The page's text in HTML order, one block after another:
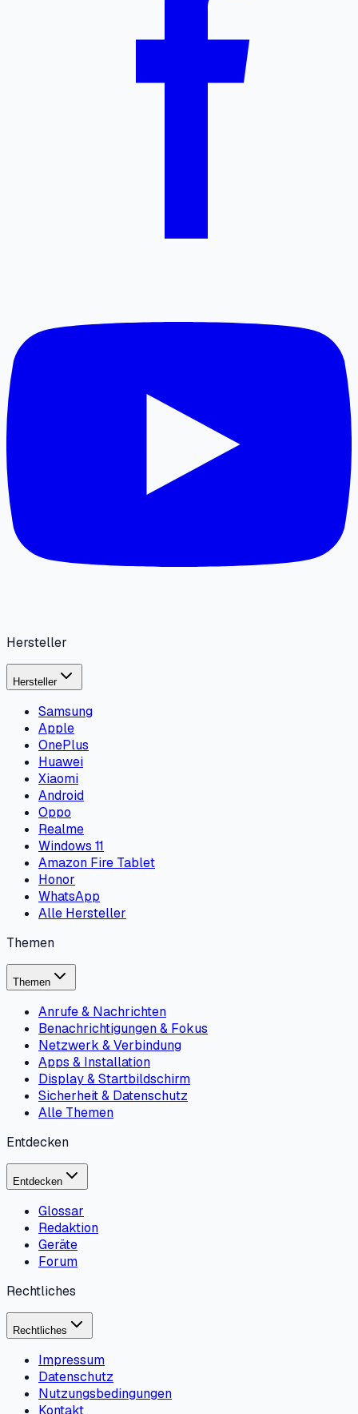
Hersteller
Hersteller
Samsung
Apple
OnePlus
Huawei
Xiaomi
Android
Oppo
Realme
Windows 11
Amazon Fire Tablet
Honor
WhatsApp
Alle Hersteller
Themen
Themen
Anrufe & Nachrichten
Benachrichtigungen & Fokus
Netzwerk & Verbindung
Apps & Installation
Display & Startbildschirm
Sicherheit & Datenschutz
Alle Themen
Entdecken
Entdecken
Glossar
Redaktion
Geräte
Forum
Rechtliches
Rechtliches
Impressum
Datenschutz
Nutzungsbedingungen